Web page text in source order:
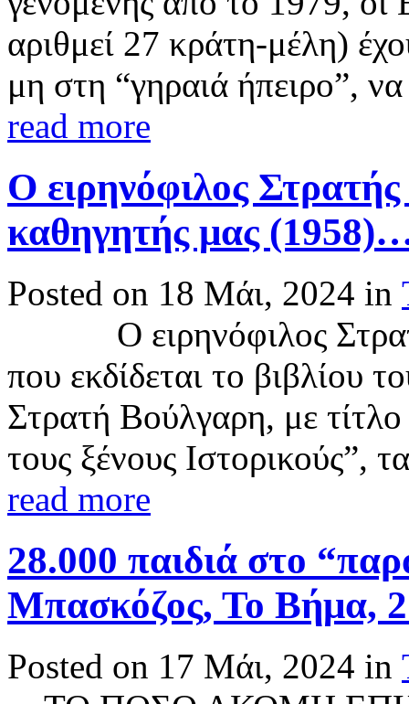
αριθμεί 27 κράτη-μέλη)
μη στη “γηραιά ήπειρο”,
read more
Ο ειρηνόφιλος
καθηγητής μας
Posted on 18 Μάι, 2024 in
Ο ειρηνόφιλος
που εκδίδεται το βιβλίου
Στρατή Βούλγαρη, με
τους ξένους Ιστορικούς”,
read more
28.000 παιδιά στο
Μπασκόζος, Το Βήμα,
Posted on 17 Μάι, 2024 in